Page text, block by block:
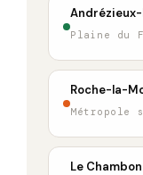
Plaine du
Roche-la-
Métropole
Le